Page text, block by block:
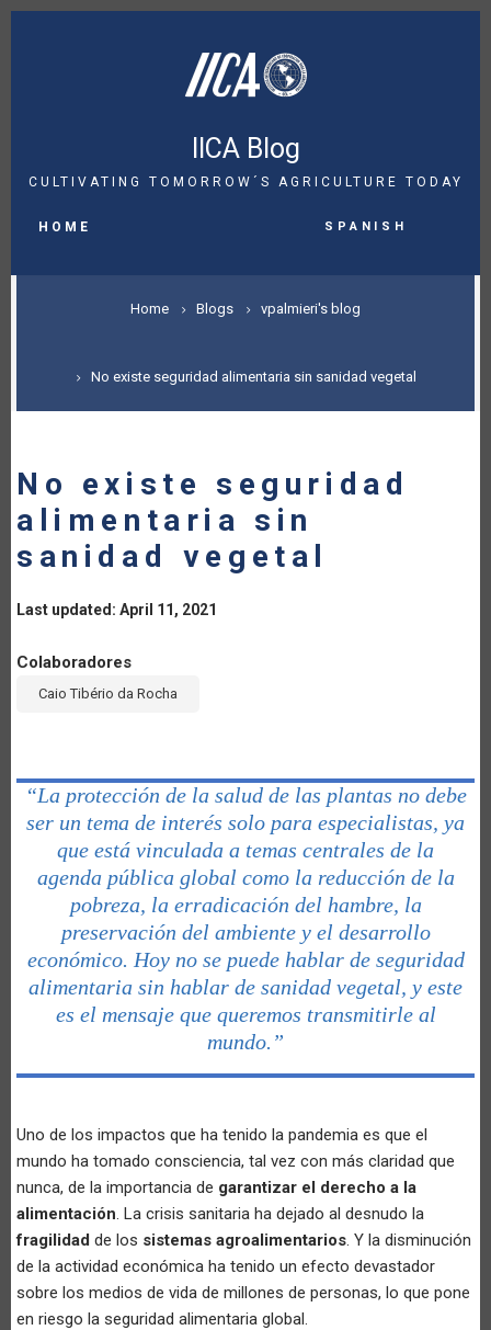
Skip
IICA Blog
CULTIVATING TOMORROW´S AGRICULTURE TODAY
NAVIGATION
HOME Spanish
BREADCRUMB
Home Blogs vpalmieri's blog
No existe seguridad alimentaria sin sanidad vegetal
No existe seguridad
alimentaria sin
sanidad vegetal
Last updated: April 11, 2021
Colaboradores
Caio Tibério da Rocha
“La protección de la salud de las plantas no debe
ser un tema de interés solo para especialistas, ya
que está vinculada a temas centrales de la
agenda pública global como la reducción de la
pobreza, la erradicación del hambre, la
preservación del ambiente y el desarrollo
económico. Hoy no se puede hablar de seguridad
alimentaria sin hablar de sanidad vegetal, y este
es el mensaje que queremos transmitirle al
mundo.”
Uno de los impactos que ha tenido la pandemia es que el
mundo ha tomado consciencia, tal vez con más claridad que
nunca, de la importancia de garantizar el derecho a la
alimentación. La crisis sanitaria ha dejado al desnudo la
fragilidad de los sistemas agroalimentarios. Y la disminución
de la actividad económica ha tenido un efecto devastador
sobre los medios de vida de millones de personas, lo que pone
en riesgo la seguridad alimentaria global.